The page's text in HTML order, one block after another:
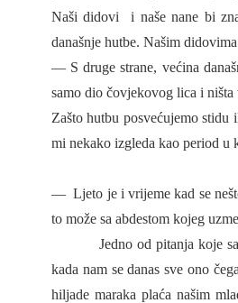
Naši didovi
i naše nane bi
današnje hutbe. Našim
— S druge strane, većina
samo dio čovjekovog lica i
Zašto hutbu posvećujemo
mi nekako izgleda kao period u
— Ljeto je i vrijeme kad se
to može sa abdestom kojeg
Jedno od pitanja koje
kada nam se danas sve ono
hiljade maraka plaća našim